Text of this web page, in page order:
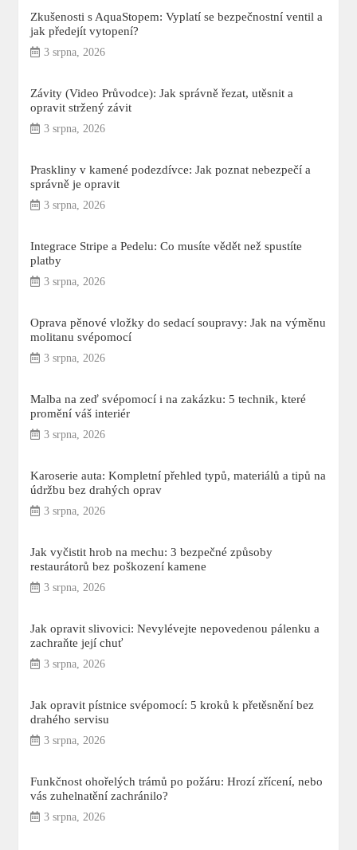
Zkušenosti s AquaStopem: Vyplatí se bezpečnostní ventil a
jak předejít vytopení?
3 srpna, 2026
Závity (Video Průvodce): Jak správně řezat, utěsnit a
opravit stržený závit
3 srpna, 2026
Praskliny v kamené podezdívce: Jak poznat nebezpečí a
správně je opravit
3 srpna, 2026
Integrace Stripe a Pedelu: Co musíte vědět než spustíte
platby
3 srpna, 2026
Oprava pěnové vložky do sedací soupravy: Jak na výměnu
molitanu svépomocí
3 srpna, 2026
Malba na zeď svépomocí i na zakázku: 5 technik, které
promění váš interiér
3 srpna, 2026
Karoserie auta: Kompletní přehled typů, materiálů a tipů na
údržbu bez drahých oprav
3 srpna, 2026
Jak vyčistit hrob na mechu: 3 bezpečné způsoby
restaurátorů bez poškození kamene
3 srpna, 2026
Jak opravit slivovici: Nevylévejte nepovedenou pálenku a
zachraňte její chuť
3 srpna, 2026
Jak opravit pístnice svépomocí: 5 kroků k přetěsnění bez
drahého servisu
3 srpna, 2026
Funkčnost ohořelých trámů po požáru: Hrozí zřícení, nebo
vás zuhelnatění zachránilo?
3 srpna, 2026